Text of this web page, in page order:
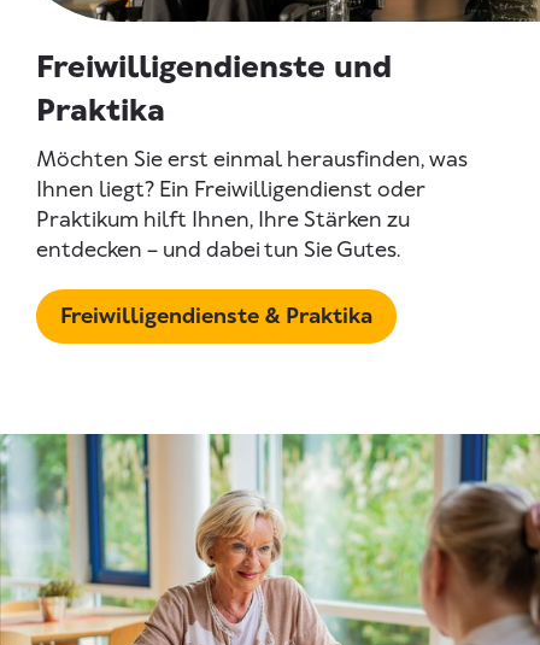
Freiwilligendienste und
Praktika
Möchten Sie erst einmal herausfinden, was
Ihnen liegt? Ein Freiwilligendienst oder
Praktikum hilft Ihnen, Ihre Stärken zu
entdecken – und dabei tun Sie Gutes.
Freiwilligendienste & Praktika